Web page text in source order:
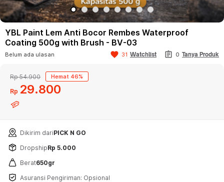
YBL Paint Lem Anti Bocor Rembes Waterproof
Coating 500g with Brush - BV-03
Belum ada ulasan favorite 31 Watchlist assignment 0 Tanya Produk
Rp 54.900 Hemat 46%
Rp 29 800
Dikirim dariPICK N GO
DropshipRp 5.000
Berat650gr
Asuransi Pengiriman: Opsional